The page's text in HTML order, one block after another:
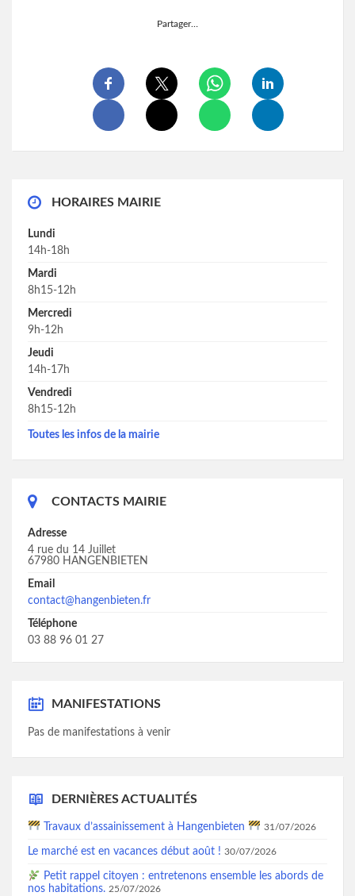
Partager…
HORAIRES MAIRIE
Lundi
14h-18h
Mardi
8h15-12h
Mercredi
9h-12h
Jeudi
14h-17h
Vendredi
8h15-12h
Toutes les infos de la mairie
CONTACTS MAIRIE
Adresse
4 rue du 14 Juillet
67980 HANGENBIETEN
Email
contact@hangenbieten.fr
Téléphone
03 88 96 01 27
MANIFESTATIONS
Pas de manifestations à venir
DERNIÈRES ACTUALITÉS
Travaux d’assainissement à Hangenbieten 31/07/2026
Le marché est en vacances début août ! 30/07/2026
Petit rappel citoyen : entretenons ensemble les abords de
nos habitations. 25/07/2026